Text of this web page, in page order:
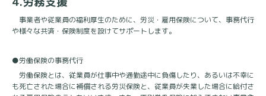
事業者や従業員の福利厚生のために、労災・雇用保険について、事務代行
や様々な共済・保険制度を設けてサポートします。
●労働保険の事務代行
労働保険とは、従業員が仕事中や通勤途中に負傷したり、あるいは不幸に
も死亡された場合に補償される労災保険と、従業員が失業した場合に給付さ